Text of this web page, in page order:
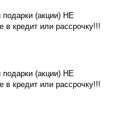
подарки (акции) НЕ
кредит или рассрочку!!!
подарки (акции) НЕ
кредит или рассрочку!!!